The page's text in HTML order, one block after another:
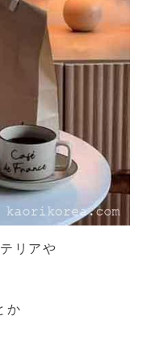
リアや
か